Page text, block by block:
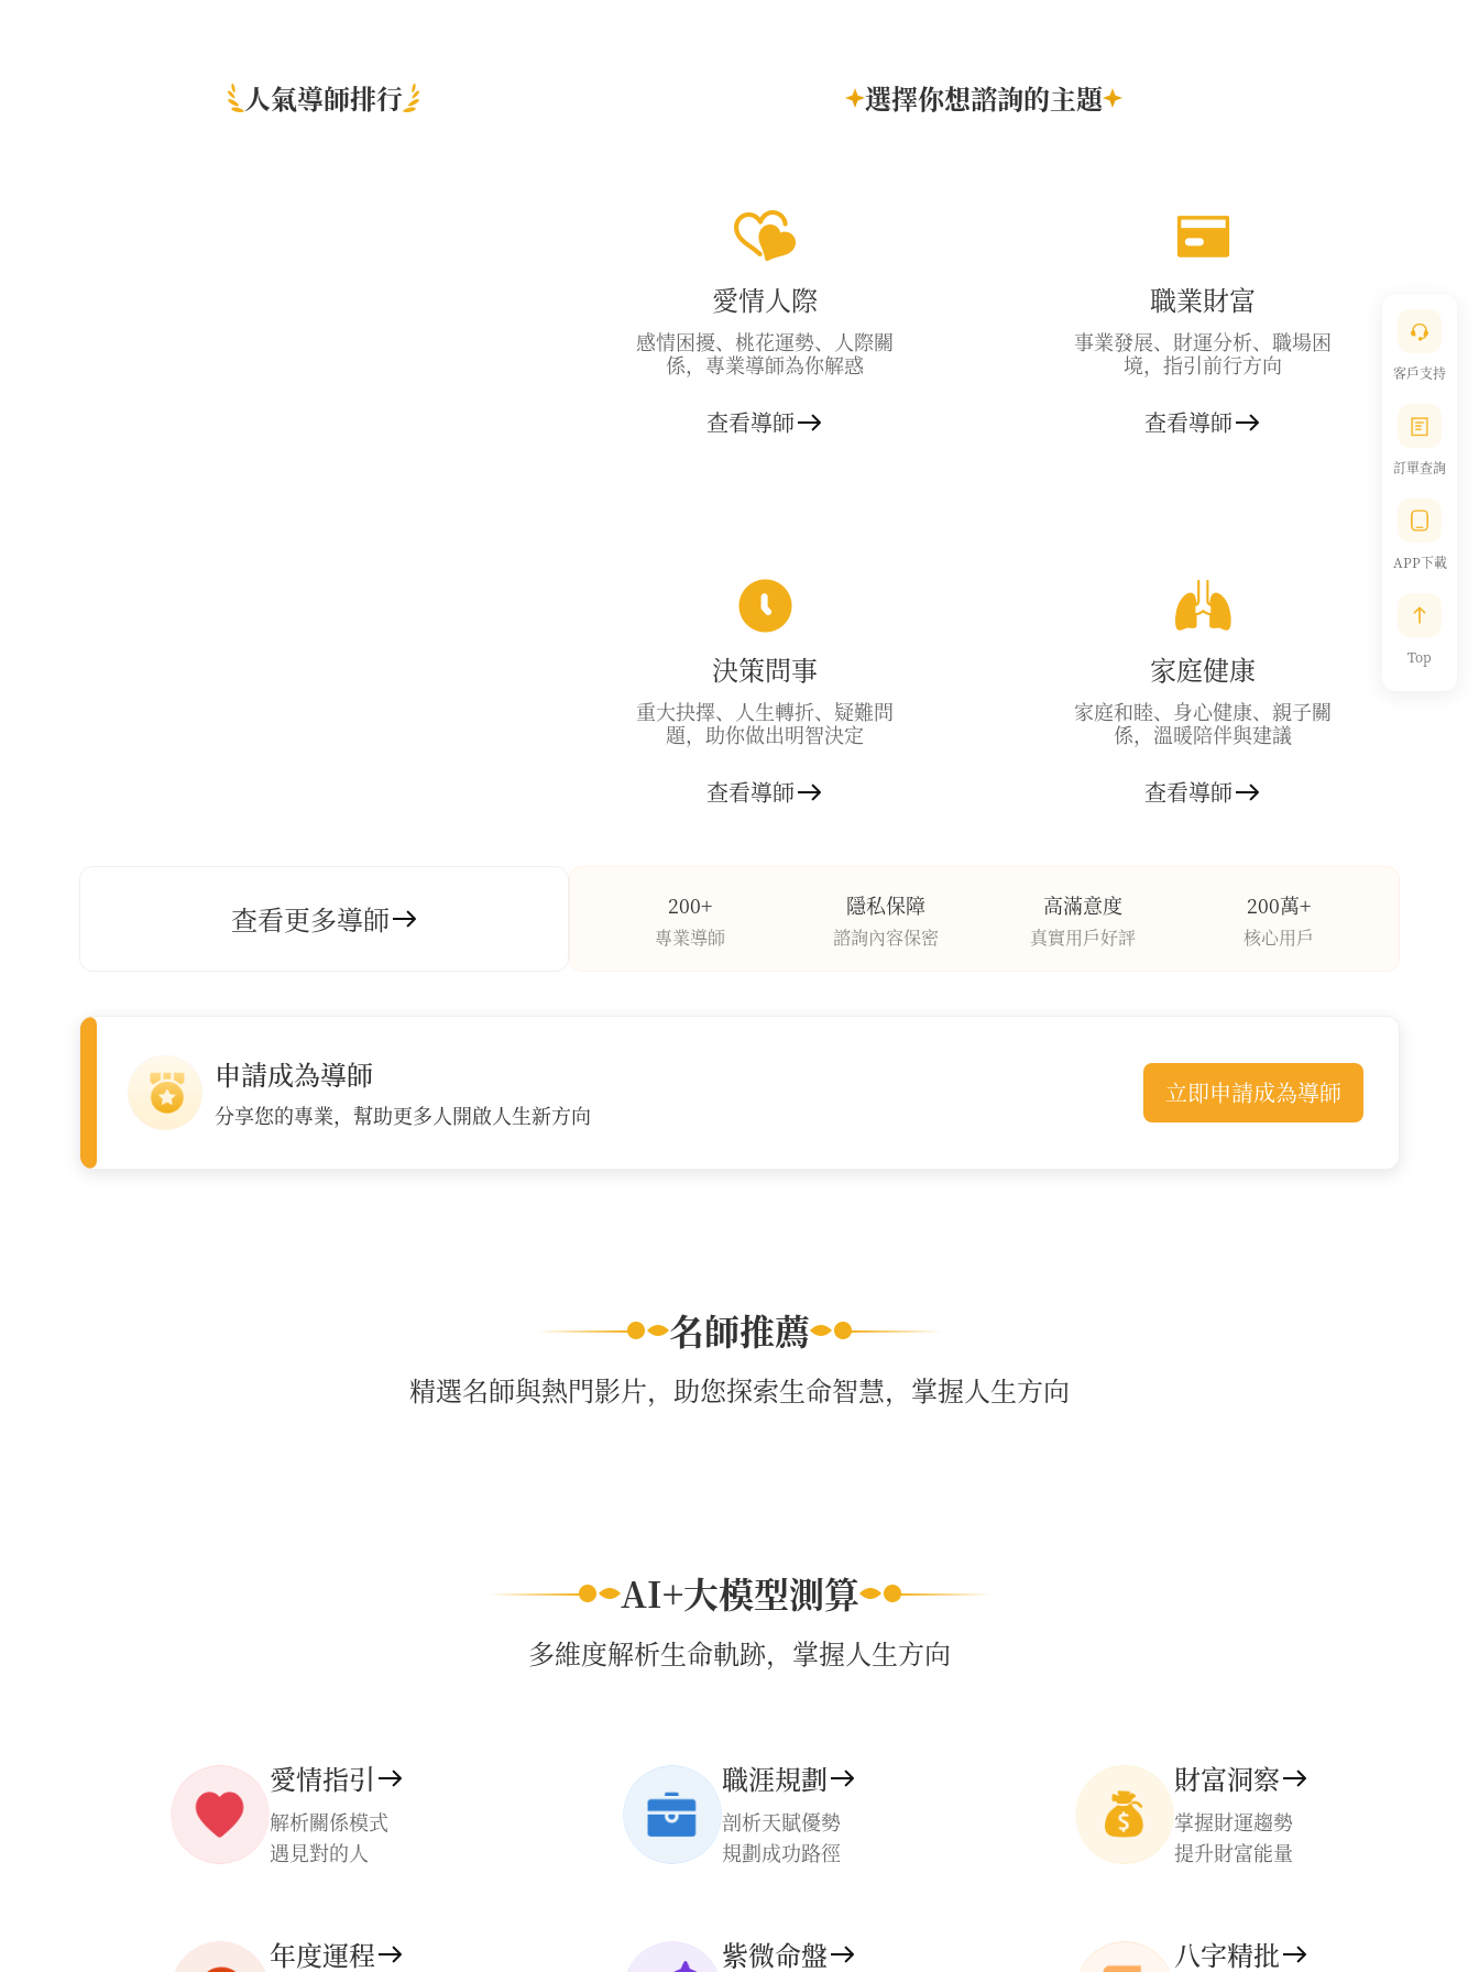
客戶支持
訂單查詢
APP下載
Top
人氣導師排行 選擇你想諮詢的主題
愛情人際
感情困擾、桃花運勢、人際關
係，專業導師為你解惑
查看導師
職業財富
事業發展、財運分析、職場困
境，指引前行方向
查看導師
家庭健康
家庭和睦、身心健康、親子關
係，溫暖陪伴與建議
查看導師
決策問事
重大抉擇、人生轉折、疑難問
題，助你做出明智決定
查看導師
查看更多導師 200+
專業導師
隱私保障
諮詢內容保密
高滿意度
真實用戶好評
200萬+
核心用戶
申請成為導師
分享您的專業，幫助更多人開啟人生新方向
立即申請成為導師
名師推薦
精選名師與熱門影片，助您探索生命智慧，掌握人生方向
AI+大模型測算
多維度解析生命軌跡，掌握人生方向
愛情指引
解析關係模式
遇見對的人
職涯規劃
剖析天賦優勢
規劃成功路徑
財富洞察
掌握財運趨勢
提升財富能量
年度運程 紫微命盤 八字精批